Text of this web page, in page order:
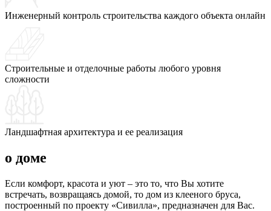
Инженерный контроль строительства каждого объекта онлайн
Строительные и отделочные работы любого уровня
сложности
Ландшафтная архитектура и ее реализация
о доме
Если комфорт, красота и уют – это то, что Вы хотите
встречать, возвращаясь домой, то дом из клееного бруса,
построенный по проекту «Сивилла», предназначен для Вас.